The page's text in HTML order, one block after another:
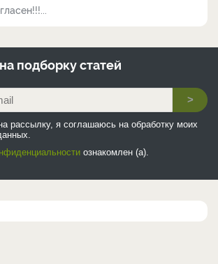
подборку статей
>
рассылку, я соглашаюсь на обработку моих
ознакомлен (а).